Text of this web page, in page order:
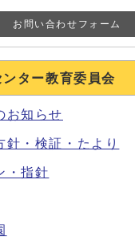
お問い合わせフォーム
ター教育委員会
お知らせ
針・検証・たより
・指針